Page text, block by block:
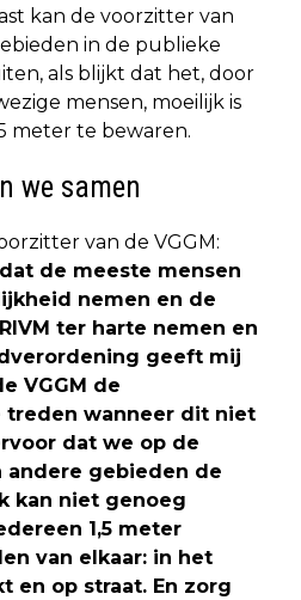
kan de voorzitter van
in de publieke
als blijkt dat het, door
mensen, moeilijk is
meter te bewaren.
we samen
van de VGGM:
de meeste mensen
nemen en de
ter harte nemen en
geeft mij
VGGM de
wanneer dit niet
dat we op de
andere gebieden de
kan niet genoeg
1,5 meter
van elkaar: in het
en op straat. En zorg